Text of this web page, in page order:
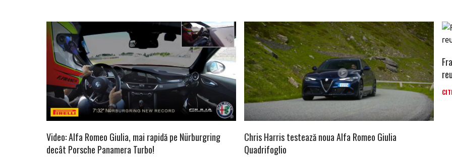
Video: Alfa Romeo Giulia, mai rapidă pe Nürburgring
decât Porsche Panamera Turbo!
Chris Harris testează noua Alfa Romeo Giulia
Quadrifoglio